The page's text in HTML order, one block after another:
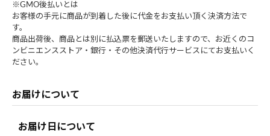
※GMO後払いとは
お客様の手元に商品が到着した後に代金をお支払い頂く決済方法で
す。
商品出荷後、商品とは別に払込票を郵送いたしますので、お近くのコ
ンビニエンスストア・銀行・その他決済代行サービスにてお支払いく
ださい。
お届けについて
お届け日について